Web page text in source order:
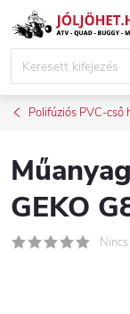
Ugrás
Polifúziós PVC-cső
GEKO